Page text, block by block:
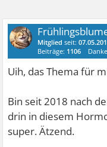
Mitglied seit:
Beiträge: 1106
Uih, das Thema für
Bin seit 2018 nach
drin in diesem
super. Ätzend.